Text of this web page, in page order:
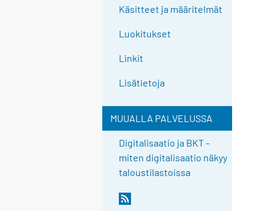
Käsitteet ja määritelmät
Luokitukset
Linkit
Lisätietoja
MUUALLA PALVELUSSA
Digitalisaatio ja BKT -
miten digitalisaatio näkyy
taloustilastoissa